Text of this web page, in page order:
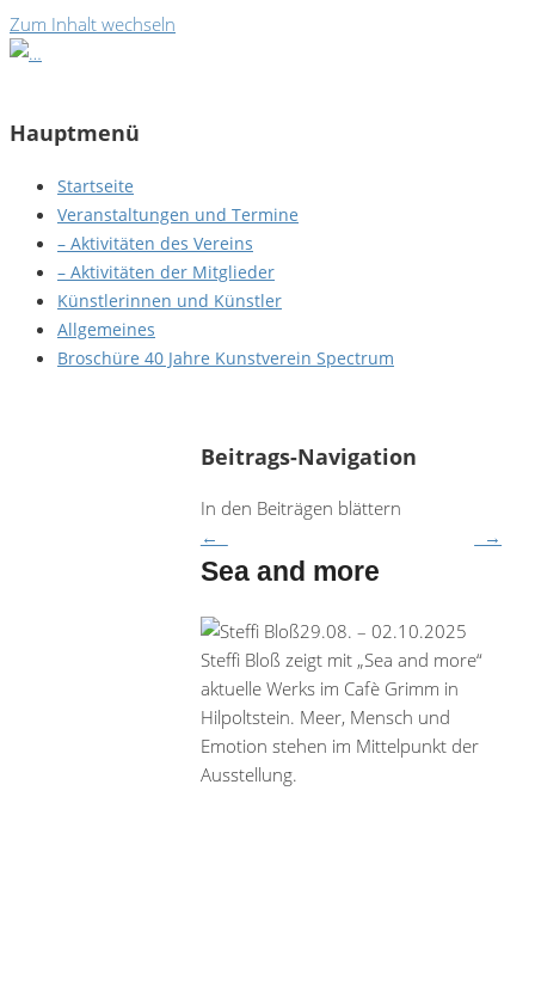
Zum Inhalt wechseln
Hauptmenü
Startseite
Veranstaltungen und Termine
– Aktivitäten des Vereins
– Aktivitäten der Mitglieder
Künstlerinnen und Künstler
Allgemeines
Broschüre 40 Jahre Kunstverein Spectrum
Beitrags-Navigation
In den Beiträgen blättern
→
←
Sea and more
29.08. – 02.10.2025
Steffi Bloß zeigt mit „Sea and more“
aktuelle Werks im Cafè Grimm in
Hilpoltstein. Meer, Mensch und
Emotion stehen im Mittelpunkt der
Ausstellung.